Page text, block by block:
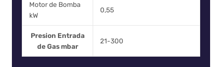
Motor de Bomba
kW
0,55
Presion Entrada
de Gas mbar
21-300